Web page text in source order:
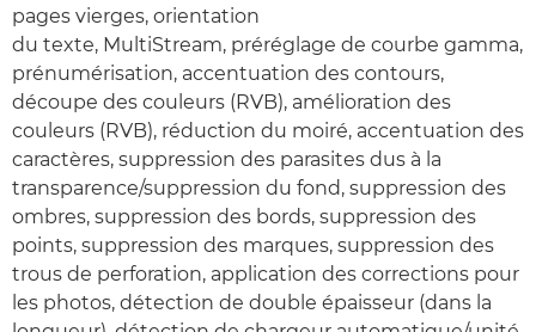
pages vierges, orientation
du texte, MultiStream, préréglage de courbe gamma,
prénumérisation, accentuation des contours,
découpe des couleurs (RVB), amélioration des
couleurs (RVB), réduction du moiré, accentuation des
caractères, suppression des parasites dus à la
transparence/suppression du fond, suppression des
ombres, suppression des bords, suppression des
points, suppression des marques, suppression des
trous de perforation, application des corrections pour
les photos, détection de double épaisseur (dans la